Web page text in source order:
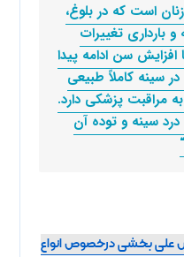
است که در بلوغ،
بارداری تغییرات
افزایش سن ادامه پیدا
سینه کاملاً طبیعی
مراقبت پزشکی دارد.
سینه و توده آن
علی بخشی درخصوص انواع